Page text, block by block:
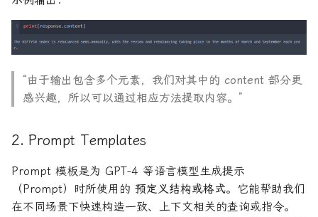
“由于输出包含多个元素，我们对其中的 content 部分更
感兴趣，所以可以通过相应方法提取内容。”
2. Prompt Templates
Prompt 模板是为 GPT-4 等语言模型生成提示
（Prompt）时所使用的 预定义结构或格式。它能帮助我们
在不同场景下快速构造一致、上下文相关的查询或指令。